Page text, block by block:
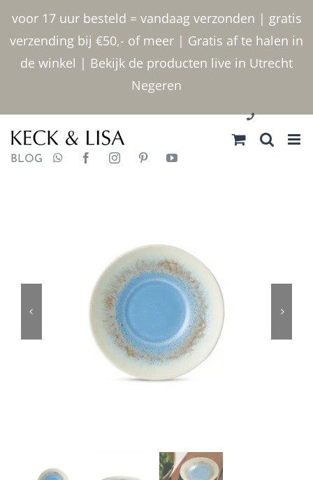
voor 17 uur besteld = vandaag verzonden | gratis
verzending bij €50,- of meer | Gratis af te halen in
de winkel | Bekijk de producten live in Utrecht
Negeren
inhoud
030 2400000
BLOG